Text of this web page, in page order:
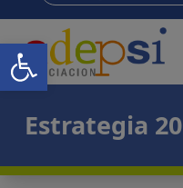
Abrir barra
Estrategia